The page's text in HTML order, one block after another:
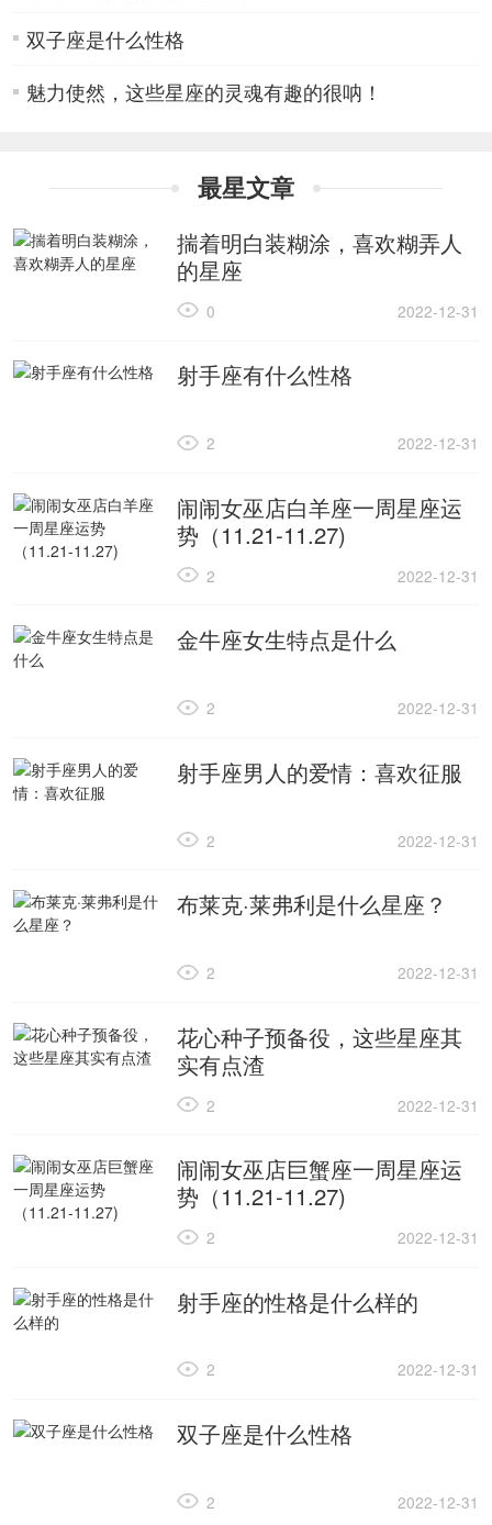
双子座是什么性格
魅力使然，这些星座的灵魂有趣的很呐！
最星文章
揣着明白装糊涂，喜欢糊弄人
的星座
2022-12-31
0
射手座有什么性格
2022-12-31
2
闹闹女巫店白羊座一周星座运
势（11.21-11.27)
2022-12-31
2
金牛座女生特点是什么
2022-12-31
2
射手座男人的爱情：喜欢征服
2022-12-31
2
布莱克·莱弗利是什么星座？
2022-12-31
2
花心种子预备役，这些星座其
实有点渣
2022-12-31
2
闹闹女巫店巨蟹座一周星座运
势（11.21-11.27)
2022-12-31
2
射手座的性格是什么样的
2022-12-31
2
双子座是什么性格
2022-12-31
2